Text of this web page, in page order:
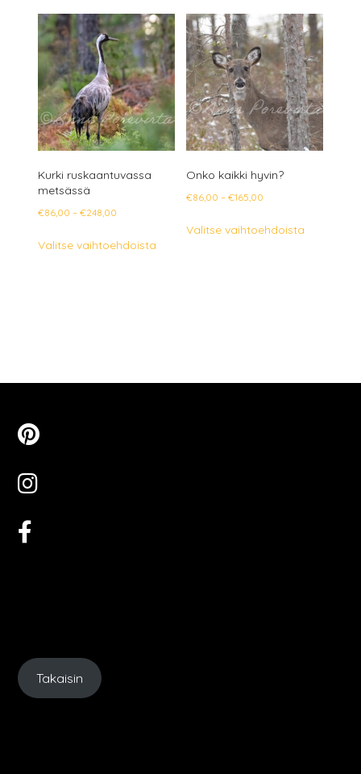
muunnelma.
Voit
tehdä
valinnat
tuotteen
sivulla.
Voit
tehdä
valinnat
tuotteen
sivulla.
Kurki ruskaantuvassa
metsässä
€86,00 – €248,00
-
Valitse vaihtoehdoista
sivulla.
Onko kaikki hyvin?
€86,00 – €165,00
-
Valitse vaihtoehdoista
Takaisin